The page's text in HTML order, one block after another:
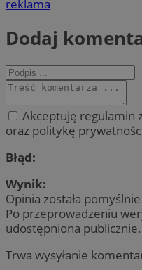
reklama
Dodaj
Akceptuję regulamin
oraz politykę
Błąd:
Wynik:
Opinia została
Po przeprowadzeniu
udostępniona publicznie.
Trwa wysyłanie